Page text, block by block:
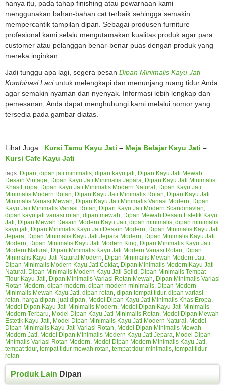
hanya itu, pada tahap finishing atau pewarnaan kami
menggunakan bahan-bahan cat terbaik sehingga semakin
mempercantik tampilan dipan. Sebagai produsen furniture
profesional kami selalu mengutamakan kualitas produk agar para
customer atau pelanggan benar-benar puas dengan produk yang
mereka inginkan.
Jadi tunggu apa lagi, segera pesan Dipan Minimalis Kayu Jati
Kombinasi Laci untuk melengkapi dan menunjang ruang tidur Anda
agar semakin nyaman dan nyenyak. Informasi lebih lengkap dan
pemesanan, Anda dapat menghubungi kami melalui nomor yang
tersedia pada gambar diatas.
Lihat Juga : Kursi Tamu Kayu Jati – Meja Belajar Kayu Jati –
Kursi Cafe Kayu Jati
tags: Dipan, dipan jati minimalis, dipan kayu jati, Dipan Kayu Jati Mewah
Desain Vintage, Dipan Kayu Jati Minimalis Jepara, Dipan Kayu Jati Minimalis
Khas Eropa, Dipan Kayu Jati Minimalis Modern Natural , Dipan Kayu Jati
Minimalis Modern Rotan, Dipan Kayu Jati Minimalis Rotan, Dipan Kayu Jati
Minimalis Variasi Mewah, Dipan Kayu Jati Minimalis Variasi Modern, Dipan
Kayu Jati Minimalis Variasi Rotan, Dipan Kayu Jati Modern Scandinavian,
dipan kayu jati variasi rotan, dipan mewah, Dipan Mewah Desain Estetik Kayu
Jati, Dipan Mewah Desain Modern Kayu Jati, dipan minimalis, dipan minimalis
kayu jati, Dipan Minimalis Kayu Jati Desain Modern, Dipan Minimalis Kayu Jati
Jepara, Dipan Minimalis Kayu Jati Jepara Modern, Dipan Minimalis Kayu Jati
Modern, Dipan Minimalis Kayu Jati Modern King, Dipan Minimalis Kayu Jati
Modern Natural , Dipan Minimalis Kayu Jati Modern Variasi Rotan, Dipan
Minimalis Kayu Jati Natural Modern, Dipan Minimalis Mewah Modern Jati,
Dipan Minimalis Modern Kayu Jati Coklat, Dipan Minimalis Modern Kayu Jati
Natural , Dipan Minimalis Modern Kayu Jati Solid , Dipan Minimalis Tempat
Tidur Kayu Jati, Dipan Minimalis Variasi Rotan Mewah, Dipan Minimalis Variasi
Rotan Modern, dipan modern, dipan modern minimalis, Dipan Modern
Minimalis Mewah Kayu Jati, dipan rotan, dipan tempat tidur, dipan variasi
rotan, harga dipan, jual dipan, Model Dipan Kayu Jati Minimalis Khas Eropa,
Model Dipan Kayu Jati Minimalis Modern, Model Dipan Kayu Jati Minimalis
Modern Terbaru, Model Dipan Kayu Jati Minimalis Rotan, Model Dipan Mewah
Estetik Kayu Jati, Model Dipan Minimalis Kayu Jati Modern Natural , Model
Dipan Minimalis Kayu Jati Variasi Rotan, Model Dipan Minimalis Mewah
Modern Jati, Model Dipan Minimalis Modern Kayu Jati Jepara, Model Dipan
Mnimalis Variasi Rotan Modern, Model Dipan Modern Minimalis Kayu Jati,
tempat tidur, tempat tidur mewah rotan, tempat tidur minimalis, tempat tidur
rotan
Produk Lain Dipan